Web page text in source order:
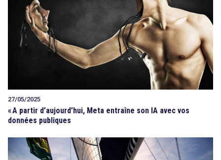
27/05/2025
«A partir d’aujourd’hui, Meta entraîne son IA avec vos
données publiques